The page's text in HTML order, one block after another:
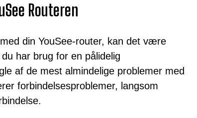
Routeren
din YouSee-router, kan det være
har brug for en pålidelig
af de mest almindelige problemer med
forbindelsesproblemer, langsom